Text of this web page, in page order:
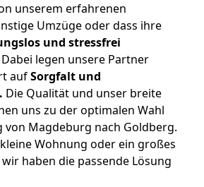
unserem erfahrenen
Umzüge oder dass ihre
und stressfrei
legen unsere Partner
aufSorgfalt und
Die Qualität und unser breite
uns zu der optimalen Wahl
Magdeburg nach Goldberg.
Wohnung oder ein großes
haben die passende Lösung